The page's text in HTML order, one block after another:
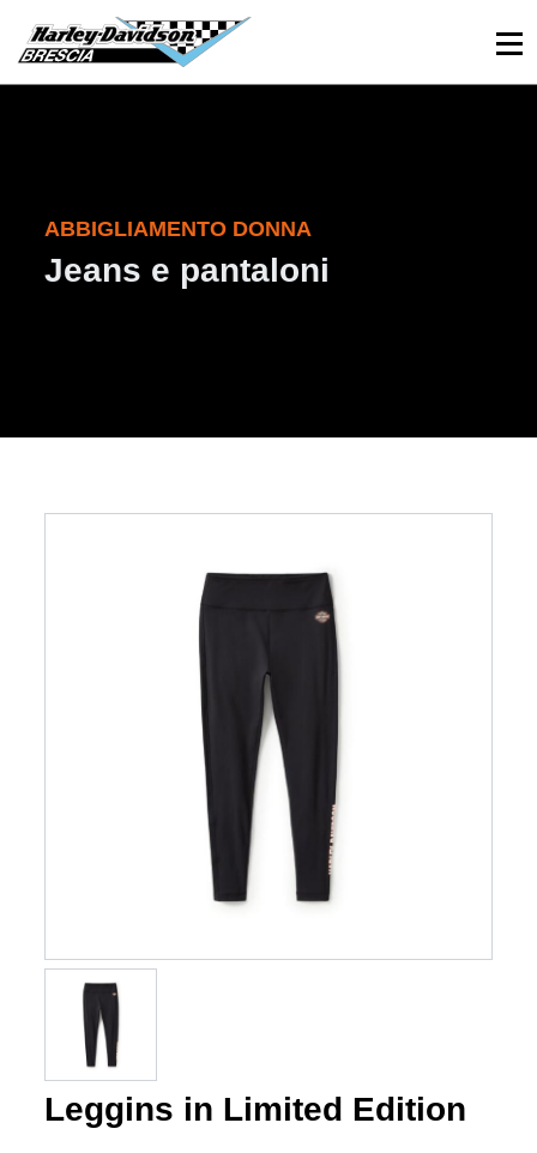
030 3366984 Viale Sant’Eufemia, 26 - Brescia
ABBIGLIAMENTO DONNA
Jeans e pantaloni
Leggins in Limited Edition